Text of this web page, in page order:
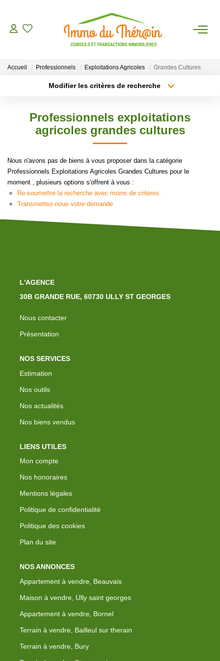
ESTIMER
AGENCE
CONTACT
Accueil Professionnels Exploitations Agricoles Grandes Cultures
Modifier les critères de recherche
Sélectionnez...
Type de bien
Surface min
Créer une alerte
Professionnels exploitations
agricoles grandes cultures
Nous n'avons pas de biens à vous proposer dans la catégorie
Professionnels Exploitations Agricoles Grandes Cultures pour le
moment , plusieurs options s'offrent à vous :
Re-soumettre la recherche avec moins de critères.
Transmettez-nous votre demande
L'AGENCE
30B GRANDE RUE, 60730 ULLY ST GEORGES
Nous contacter
Présentation
NOS SERVICES
Estimation
Nos outils
Nos actualités
Nos biens vendus
LIENS UTILES
Mon compte
Nos honoraires
Mentions légales
Politique de confidentialité
Politique des cookies
Plan du site
NOS ANNONCES
Appartement à vendre, Beauvais
Maison à vendre, Ully saint georges
Appartement à vendre, Bornel
Terrain à vendre, Bailleul sur therain
Terrain à vendre, Bury